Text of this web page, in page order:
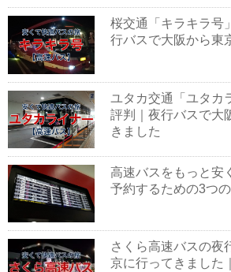
桜交通「キラキラ号
行バスで大阪から東
ユタカ交通「ユタカ
評判｜夜行バスで大
きました
高速バスをもっと安
予約するための3つ
さくら高速バスの夜
京に行ってきました